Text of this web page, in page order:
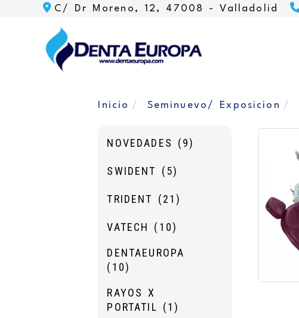
C/ Dr Moreno, 12, 47008 -Valladolid
Inicio Seminuevo/ Exposicion
NOVEDADES (9)
SWIDENT (5)
TRIDENT (21)
VATECH (10)
DENTAEUROPA
(10)
RAYOS X
PORTATIL (1)